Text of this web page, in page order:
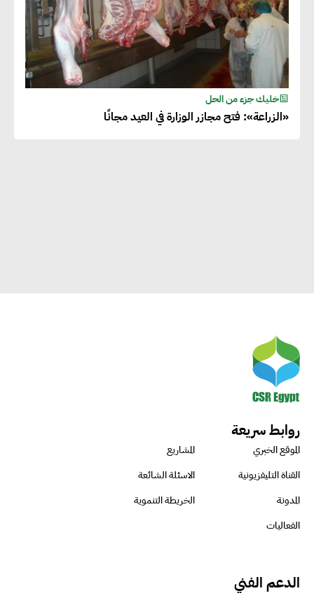
خليك جزء من الحل
«الزراعة»: فتح مجازر الوزارة في العيد مجانًا
روابط سريعة
الموقع الخبري
المشاريع
القناة التليفزيونية
الاسئلة الشائعة
المدونة
الخريطة التنموية
الفعاليات
الدعم الفني